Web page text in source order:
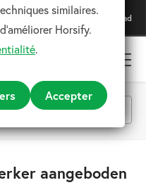
Download
aangeboden
similaires.
Horsify.
.
Accepter